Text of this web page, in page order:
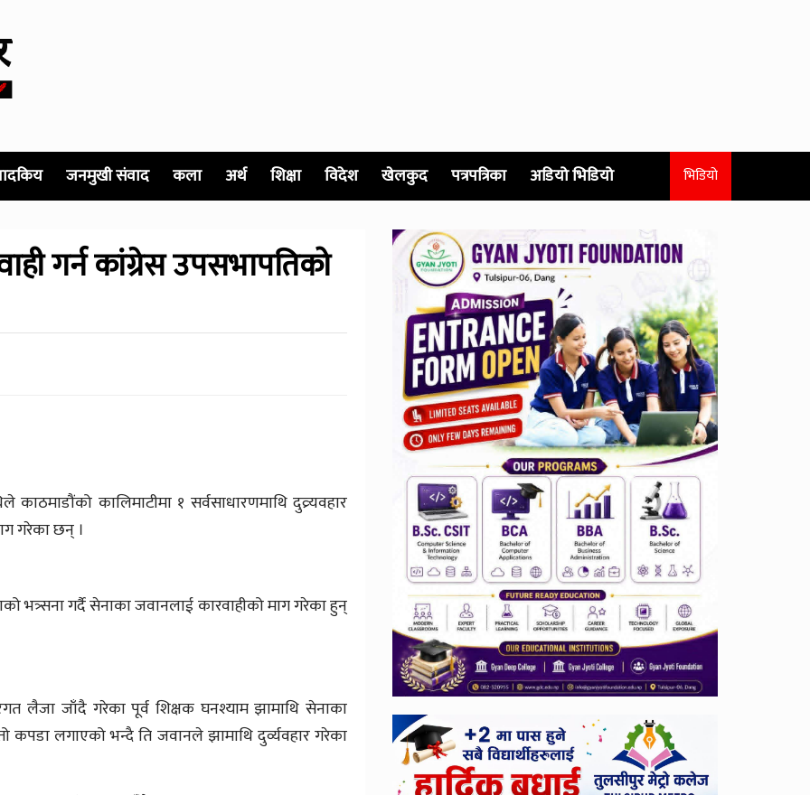
जनमुखी संवाद कला अर्थ शिक्षा विदेश खेलकुद पत्रपत्रिका अडियो भिडियो भिडियो
गर्न कांग्रेस उपसभापतिको
काठमाडौंको कालिमाटीमा १ सर्वसाधारणमाथि दुव्र्यवहार
गरेका छन् ।
भत्र्सना गर्दै सेनाका जवानलाई कारवाहीको माग गरेका हुन्
लैजा जाँदै गरेका पूर्व शिक्षक घनश्याम झामाथि सेनाका
कपडा लगाएको भन्दै ति जवानले झामाथि दुर्व्यवहार गरेका